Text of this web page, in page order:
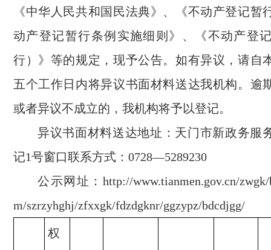
《中华人民共和国民法典》、《不动产登记暂
动产登记暂行条例实施细则》、《不动产登
行）》等的规定，现予公告。如有异议，请自
五个工作日内将异议书面材料送达我机构。逾
或者异议不成立的，我机构将予以登记。
异议书面材料送达地址：天门市新政务服
记1号窗口联系方式：0728—5289230
公示网址：http://www.tianmen.gov.cn/
m/szrzyhghj/zfxxgk/fdzdgknr/ggzypz/bdcdjgg/
权